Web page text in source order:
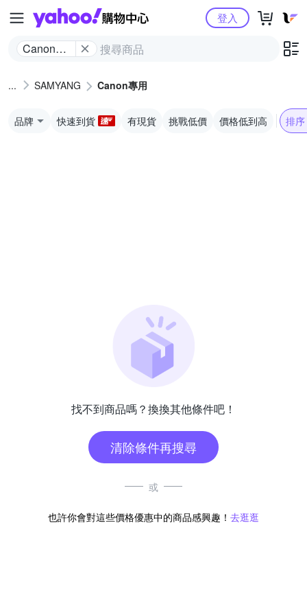
Yahoo購物中心
Canon專
登入
SAMYANG Canon專用
品牌 快速到貨 有現貨 挑戰低價 價格低到高 排序
找不到商品嗎？換換其他條件吧！
清除條件再搜尋
或
也許你會對這些價格優惠中的商品感興趣！ 去逛逛